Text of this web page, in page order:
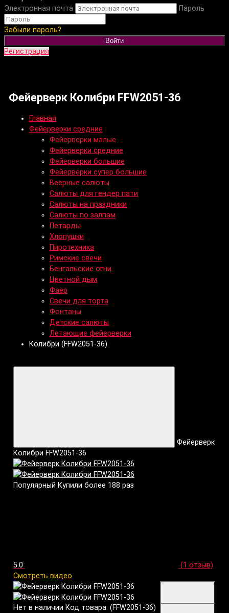
Электронная почта
Пароль
Забыли пароль?
Войти
Регистрация
Фейерверк Колибри FFW2051-36
Главная
Фейерверки средние
Фейерверки малые
Фейерверки средние
Фейерверки большие
Фейерверки супер большие
Веерные салюты
Салюты для гендер пати
Салюты на праздники
Салюты по залпам
Петарды
Хлопушки
Пиротехника
Римские свечи
Бенгальские огни
Цветной дым
Фаер
Свечи для торта
Фонтаны
Детские салюты
Летающие фейерверки
Колибри (FFW2051-36)
Фейерверк
Колибри FFW2051-36
Популярный Купили более 188 раз
5.0
(1 отзыв)
Смотреть видео
Нет в наличии Код товара: (FFW2051-36)